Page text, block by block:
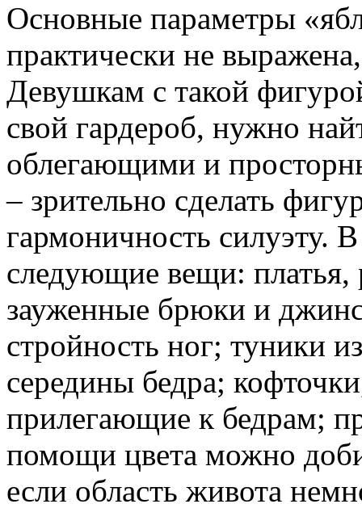
Основные параметры
практически не
Девушкам с такой
свой гардероб, нужно
облегающими и
– зрительно сделать
гармоничность силуэту.
следующие вещи: платья,
зауженные брюки и
стройность ног; туники
середины бедра;
прилегающие к бедрам;
помощи цвета можно
если область живота